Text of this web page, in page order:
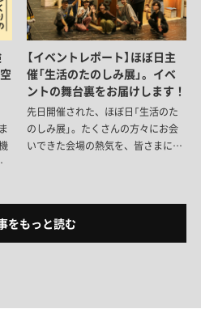
【イベントレポート】ほぼ日主
催「生活のたのしみ展」。イベ
ントの舞台裏をお届けします！
先日開催された、ほぼ日「生活のた
のしみ展」。たくさんの方々にお会
いできた会場の熱気を、皆さまにも
裏と当日の様子をお届けします。
をもっと読む